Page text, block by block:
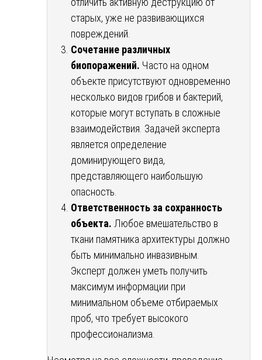
старых, уже не развивающихся
повреждений.
Сочетание различных
биопоражений. Часто на одном
объекте присутствуют одновременно
несколько видов грибов и бактерий,
которые могут вступать в сложные
взаимодействия. Задачей эксперта
является определение
доминирующего вида,
представляющего наибольшую
опасность.
Ответственность за сохранность
объекта. Любое вмешательство в
ткани памятника архитектуры должно
быть минимально инвазивным.
Эксперт должен уметь получить
максимум информации при
минимальном объеме отбираемых
проб, что требует высокого
профессионализма.